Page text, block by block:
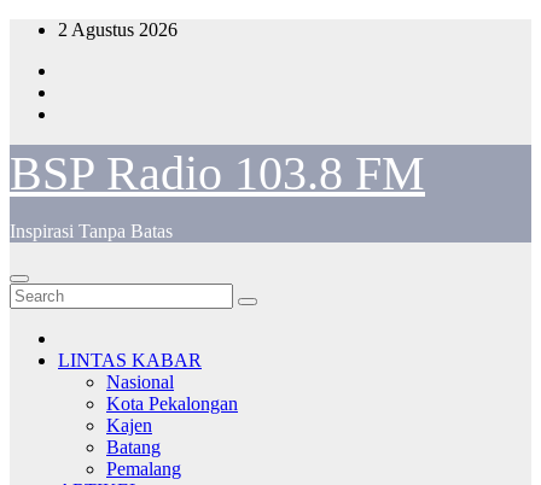
Skip
content
2 Agustus 2026
BSP Radio 103.8 FM
Inspirasi Tanpa Batas
LINTAS KABAR
Nasional
Kota Pekalongan
Kajen
Batang
Pemalang